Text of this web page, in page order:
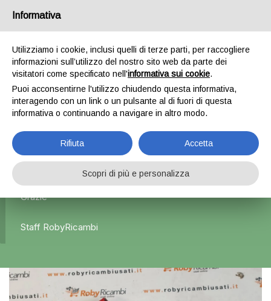
Home Esterni Fanali posteriori
Fanale Posteriore
Sinistro x Ford Fiesta – 2013/2016
L'azienda Resta Chiusa Dal 5.08 Al 31.08 Qualsiasi
Ordine Verrà Accettato Ma La Spedizione Ripartirà Dal 1
Grazie
Staff RobyRicambi
Informativa
Utilizziamo i cookie, inclusi quelli di terze parti, per raccogliere
informazioni sull’utilizzo del nostro sito web da parte dei
visitatori come specificato nell'informativa sui cookie.
Puoi acconsentirne l'utilizzo chiudendo questa informativa,
interagendo con un link o un pulsante al di fuori di questa
informativa o continuando a navigare in altro modo.
Rifiuta Accetta
Scopri di più e personalizza